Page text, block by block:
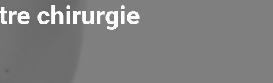
chirurgie